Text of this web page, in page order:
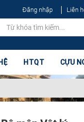
Đăng nhập Liên
HTQT CỰU